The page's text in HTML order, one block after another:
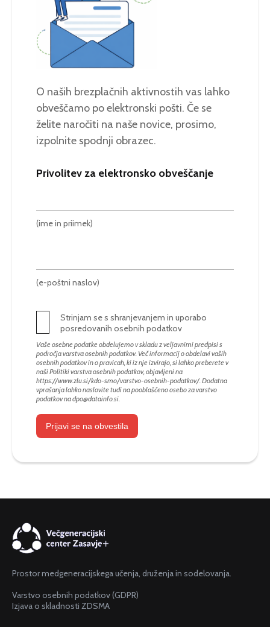
O naših brezplačnih aktivnostih vas lahko
obveščamo po elektronski pošti. Če se
želite naročiti na naše novice, prosimo,
izpolnite spodnji obrazec.
Privolitev za elektronsko obveščanje
(ime in priimek)
(e-poštni naslov)
Strinjam se s shranjevanjem in uporabo
posredovanih osebnih podatkov
Vaše osebne podatke obdelujemo v skladu z veljavnimi predpisi s
področja varstva osebnih podatkov. Več informacij o obdelavi vaših
osebnih podatkov in o pravicah, ki iz nje izvirajo, si lahko preberete v
naši Politiki varstva osebnih podatkov, objavljeni na
https://www.zlu.si/kdo-smo/varstvo-osebnih-podatkov/. Dodatna
vprašanja lahko naslovite tudi na pooblaščeno osebo za varstvo
podatkov nadpo@datainfo.si.
Prijavi se na obvestila
Prostor medgeneracijskega učenja, druženja in sodelovanja.
Varstvo osebnih podatkov (GDPR)
Izjava o skladnosti ZDSMA